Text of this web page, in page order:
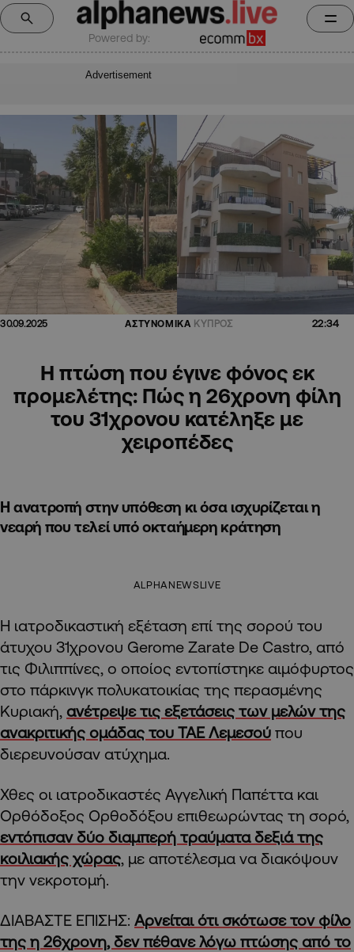
Powered by:
Advertisement
30.09.2025 ΑΣΤΥΝΟΜΙΚΑ ΚΥΠΡΟΣ 22:34
Η πτώση που έγινε φόνος εκ
προμελέτης: Πώς η 26χρονη φίλη
του 31χρονου κατέληξε με
χειροπέδες
Η ανατροπή στην υπόθεση κι όσα ισχυρίζεται η
νεαρή που τελεί υπό οκταήμερη κράτηση
ALPHANEWSLIVE
Η ιατροδικαστική εξέταση επί της σορού του
άτυχου 31χρονου Gerome Zarate De Castro, από
τις Φιλιππίνες, ο οποίος εντοπίστηκε αιμόφυρτος
στο πάρκινγκ πολυκατοικίας της περασμένης
Κυριακή, ανέτρεψε τις εξετάσεις των μελών της
ανακριτικής ομάδας του ΤΑΕ Λεμεσού που
διερευνούσαν ατύχημα.
Χθες οι ιατροδικαστές Αγγελική Παπέττα και
Ορθόδοξος Ορθοδόξου επιθεωρώντας τη σορό,
εντόπισαν δύο διαμπερή τραύματα δεξιά της
κοιλιακής χώρας, με αποτέλεσμα να διακόψουν
την νεκροτομή.
ΔΙΑΒΑΣΤΕ ΕΠΙΣΗΣ: Αρνείται ότι σκότωσε τον φίλο
της η 26χρονη, δεν πέθανε λόγω πτώσης από το